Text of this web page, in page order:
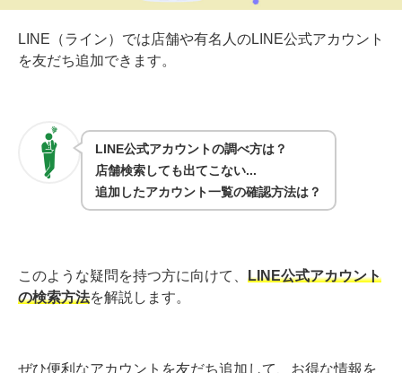
LINE（ライン）では店舗や有名人のLINE公式アカウント
を友だち追加できます。
LINE公式アカウントの調べ方は？
店舗検索しても出てこない...
追加したアカウント一覧の確認方法は？
このような疑問を持つ方に向けて、 LINE公式アカウント
の検索方法を解説します。
ぜひ便利なアカウントを友だち追加して、お得な情報を